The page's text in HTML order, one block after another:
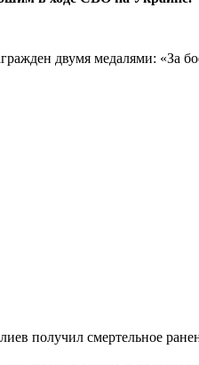
двумя медалями: «За
получил смертельное